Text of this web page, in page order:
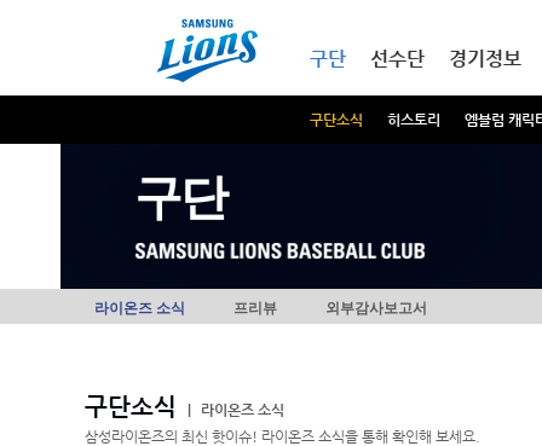
구단
구단소식 히스토리 엠블럼 캐릭
선수단 경기정보
구단
라이온즈 소식 프리뷰 외부감사보고서
구단소식
라이온즈 소식
삼성라이온즈의 최신 핫이슈! 라이온즈 소식을 통해 확인해 보세요.